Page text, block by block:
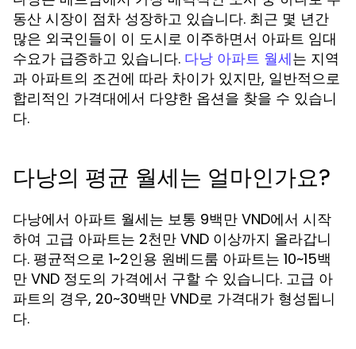
동산 시장이 점차 성장하고 있습니다. 최근 몇 년간
많은 외국인들이 이 도시로 이주하면서 아파트 임대
수요가 급증하고 있습니다. 다낭 아파트 월세는 지역
과 아파트의 조건에 따라 차이가 있지만, 일반적으로
합리적인 가격대에서 다양한 옵션을 찾을 수 있습니
다.
다낭의 평균 월세는 얼마인가요?
다낭에서 아파트 월세는 보통 9백만 VND에서 시작
하여 고급 아파트는 2천만 VND 이상까지 올라갑니
다. 평균적으로 1~2인용 원베드룸 아파트는 10~15백
만 VND 정도의 가격에서 구할 수 있습니다. 고급 아
파트의 경우, 20~30백만 VND로 가격대가 형성됩니
다.